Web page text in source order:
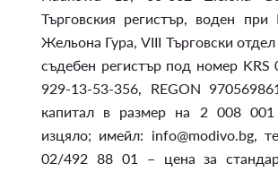
Търговския регистър, воден
Жельона Гура, VIII Търговски
съдебен регистър под номер KRS
929-13-53-356, REGON
капитал в размер на 2 008 001
изцяло; имейл: info@modivo.bg,
02/492 88 01 – цена за